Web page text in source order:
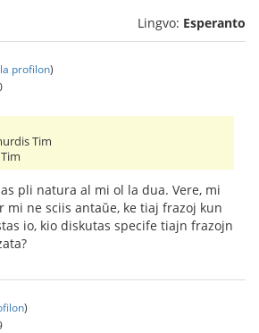
Lingvo: Esperanto
profilon)
Tim
pli natura al mi ol la dua. Vere, mi
mi ne sciis antaŭe, ke tiaj frazoj kun
io, kio diskutas specife tiajn frazojn
)